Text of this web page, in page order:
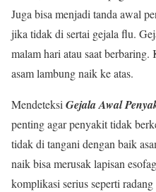
Juga bisa menjadi tanda awal
jika tidak di sertai gejala flu.
malam hari atau saat
asam lambung naik ke atas.
MendeteksiGejala Awal
penting agar penyakit tidak
tidak di tangani dengan baik
naik bisa merusak lapisan
komplikasi serius seperti